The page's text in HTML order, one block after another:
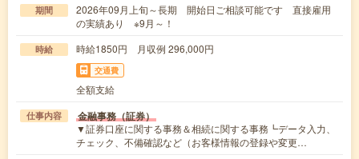
期間
2026年09月上旬～長期 開始日ご相談可能です 直接雇用
の実績あり ※9月～！
時給 時給1850円 月収例 296,000円
交通費
全額支給
仕事内容 金融事務（証券）
▼証券口座に関する事務＆相続に関する事務┗データ入力、
チェック、不備確認など（お客様情報の登録や変更…